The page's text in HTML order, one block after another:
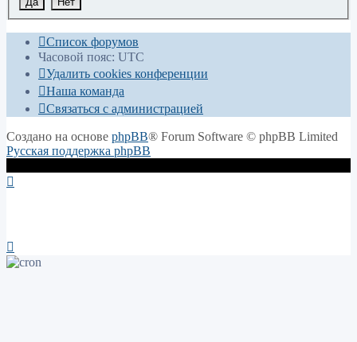
Список форумов
Часовой пояс: UTC
Удалить cookies конференции
Наша команда
Связаться с администрацией
Создано на основе phpBB® Forum Software © phpBB Limited
Русская поддержка phpBB